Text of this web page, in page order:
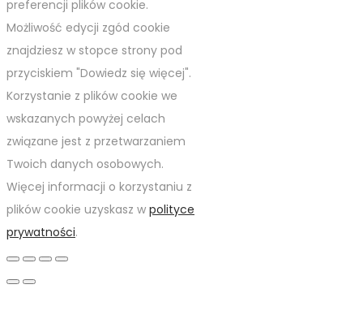
preferencji plików cookie.
Możliwość edycji zgód cookie
znajdziesz w stopce strony pod
przyciskiem "Dowiedz się więcej".
Korzystanie z plików cookie we
wskazanych powyżej celach
związane jest z przetwarzaniem
Twoich danych osobowych.
Więcej informacji o korzystaniu z
plików cookie uzyskasz w polityce
prywatności.